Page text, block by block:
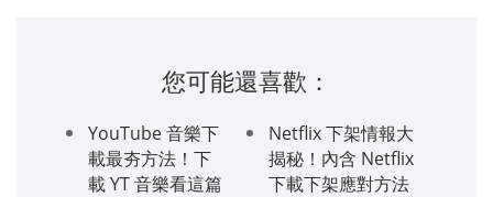
您可能還喜歡：
YouTube 音樂下
載最夯方法！下
載 YT 音樂看這篇
Netflix 下架情報大
揭秘！內含 Netflix
下載下架應對方法